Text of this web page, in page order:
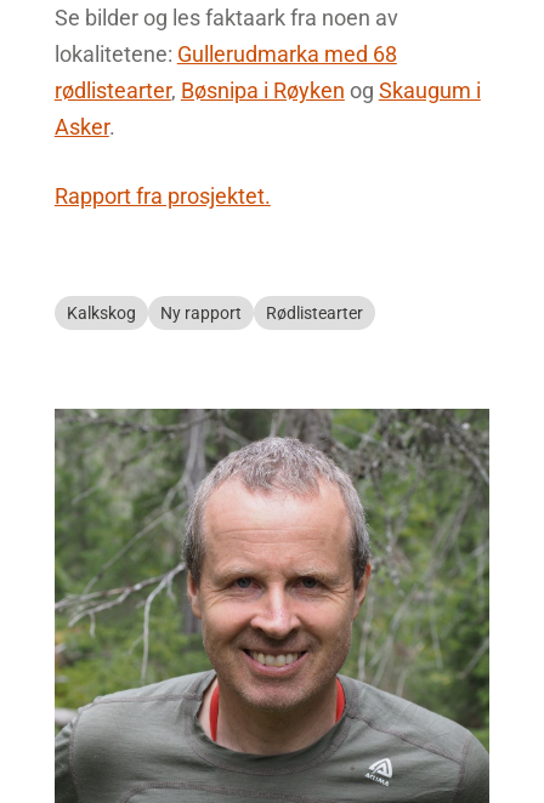
Se bilder og les faktaark fra noen av
lokalitetene: Gullerudmarka med 68
rødlistearter, Bøsnipa i Røyken og Skaugum i
Asker.
Rapport fra prosjektet.
Kalkskog Ny rapport Rødlistearter